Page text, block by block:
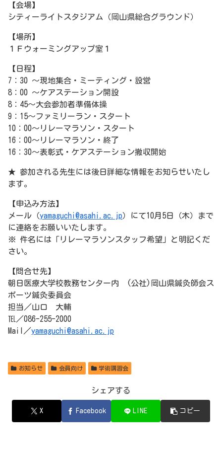
【会場】
シティーライトスタジアム（岡山県総合グラウンド）
【場所】
１Ｆウォーミングアップ室１
【日程】
7：30 ～現地集合・ミーティング・設営
8：00 ～ケアステーション開設
8：45～大会参加者準備体操
9：15～ファミリーラン・スタート
10：00～リレーマラソン・スタート
16：00～リレーマラソン・終了
16：30～表彰式・ケアステーション撤収開始
★ 参加される先生には後日詳細な情報をお知らせいたし
ます。
【申込み方法】
メール（yamaguchi@asahi.ac.jp）にて10月5日（木）まで
に連絡をお願いいたします。
※ 件名には「リレーマラソンスタッフ希望」と明記くだ
さい。
【問合せ先】
朝日医療大学校教務センター内 (公社)岡山県鍼灸師会ス
ポーツ鍼灸委員会
担当／山口 大輔
℡／086-255-2000
Mail／yamaguchi@asahi.ac.jp
お知らせ 会員向け 学術講習会
シェアする
X Facebook LINE コピー